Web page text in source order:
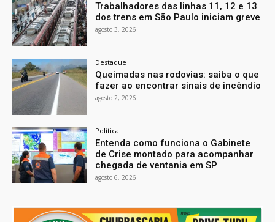
Trabalhadores das linhas 11, 12 e 13
dos trens em São Paulo iniciam greve
agosto 3, 2026
Destaque
Queimadas nas rodovias: saiba o que
fazer ao encontrar sinais de incêndio
agosto 2, 2026
Política
Entenda como funciona o Gabinete
de Crise montado para acompanhar
chegada de ventania em SP
agosto 6, 2026